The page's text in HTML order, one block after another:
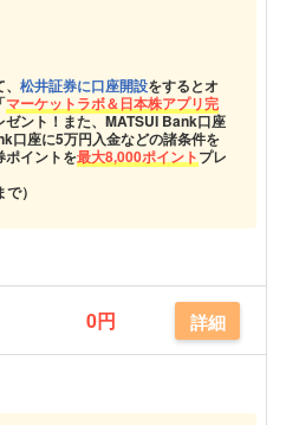
松井証券に口座開設をするとオ
マーケットラボ＆日本株アプリ完
ゼント！また、MATSUI Bank口座
口座に5万円入金などの諸条件を
ポイントを最大8,000ポイントプレ
）
0円 詳細